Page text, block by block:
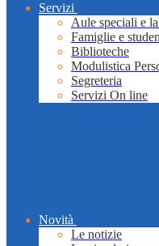
Servizi
Aule speciali e
Famiglie e
Biblioteche
Modulistica
Segreteria
Servizi On line
Novità
Le notizie